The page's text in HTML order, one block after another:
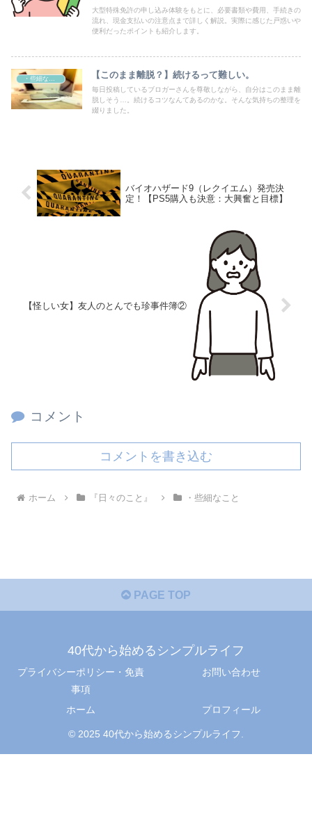
大型特殊免許の申し込み体験をもとに、必要書類や費用、手続きの
流れ、現金支払いの注意点まで詳しく解説。実際に感じた戸惑いや
便利だったポイントも紹介します。
【このまま離脱？】続けるって難しい。
毎日投稿しているブロガーさんを尊敬しながら、自分はこのまま離
脱しそう…。続けるコツなんてあるのかな。そんな気持ちの整理を
綴りました。
バイオハザード9（レクイエム）発売決
定！【PS5購入も決意：大興奮と目標】
【怪しい女】友人のとんでも珍事件簿②
コメント
コメントを書き込む
ホーム 『日々のこと』 ・些細なこと
PAGE TOP
40代から始めるシンプルライフ
プライバシーポリシー・免責
事項
お問い合わせ
ホーム プロフィール
© 2025 40代から始めるシンプルライフ.